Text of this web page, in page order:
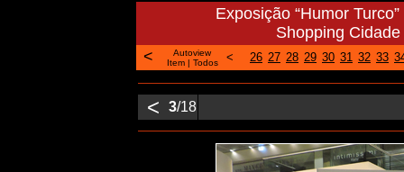
Exposição “Humor
Shopping
<
Autoview
Item| Todos < 26 27 28 29 30 31 32 33
< 3/18